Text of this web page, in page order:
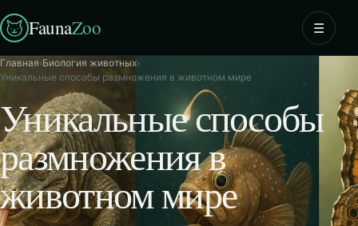
FaunaZoo ☰
Главная›Биология животных›
Уникальные способы размножения в животном мире
Уникальные способы
размножения в
животном мире